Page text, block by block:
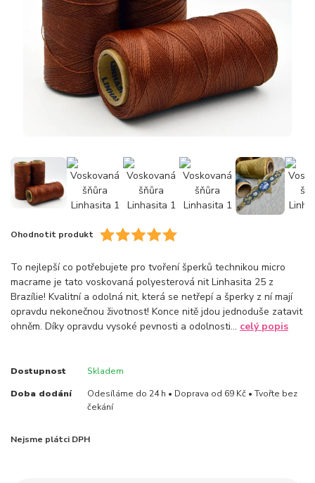
Ohodnotit produkt
To nejlepší co potřebujete pro tvoření šperků technikou micro
macrame je tato voskovaná polyesterová nit Linhasita 25 z
Brazílie! Kvalitní a odolná nit, která se netřepí a šperky z ní mají
opravdu nekonečnou životnost! Konce nitě jdou jednoduše zatavit
ohněm. Díky opravdu vysoké pevnosti a odolnosti... celý popis
Dostupnost Skladem
Doba dodání
Odesíláme do 24 h • Doprava od 69 Kč • Tvořte bez
čekání
Nejsme plátci DPH